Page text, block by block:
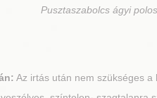
Pusztaszabolcs ágyi
Az irtás után nem szükséges